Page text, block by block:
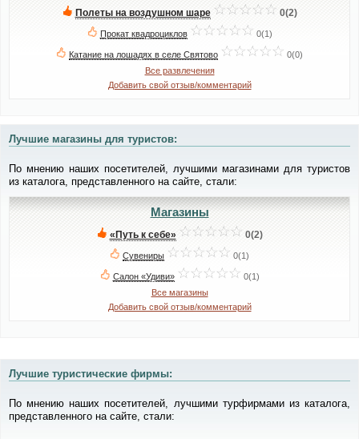
Полеты на воздушном шаре 0(2)
Прокат квадроциклов 0(1)
Катание на лошадях в селе Святово
0(0)
Все развлечения
Добавить свой отзыв/комментарий
Лучшие магазины для туристов:
По мнению наших посетителей, лучшими магазинами для туристов
из каталога, представленного на сайте, стали:
Магазины
«Путь к себе» 0(2)
Сувениры 0(1)
Cалон «Удиви»
0(1)
Все магазины
Добавить свой отзыв/комментарий
Лучшие туристические фирмы:
По мнению наших посетителей, лучшими турфирмами из каталога,
представленного на сайте, стали: